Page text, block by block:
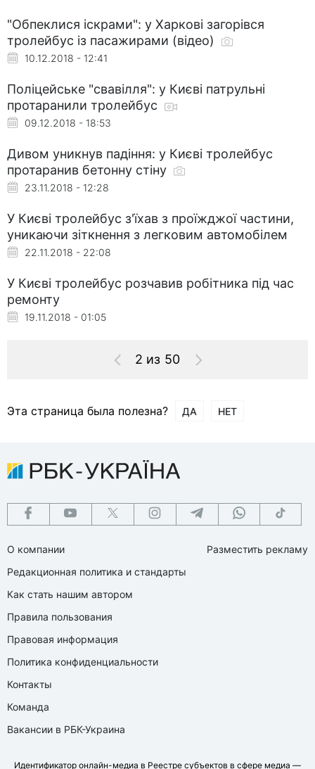
"Обпеклися іскрами": у Харкові загорівся
тролейбус із пасажирами (відео)
10.12.2018 - 12:41
Поліцейське "свавілля": у Києві патрульні
протаранили тролейбус
09.12.2018 - 18:53
Дивом уникнув падіння: у Києві тролейбус
протаранив бетонну стіну
23.11.2018 - 12:28
У Києві тролейбус з'їхав з проїжджої частини,
уникаючи зіткнення з легковим автомобілем
22.11.2018 - 22:08
У Києві тролейбус розчавив робітника під час
ремонту
19.11.2018 - 01:05
2 из 50
Эта страница была полезна? ДА НЕТ
О компании
Редакционная политика и стандарты
Как стать нашим автором
Правила пользования
Правовая информация
Политика конфиденциальности
Контакты
Команда
Вакансии в РБК-Украина
Разместить рекламу
Идентификатор онлайн-медиа в Реестре субъектов в сфере медиа —